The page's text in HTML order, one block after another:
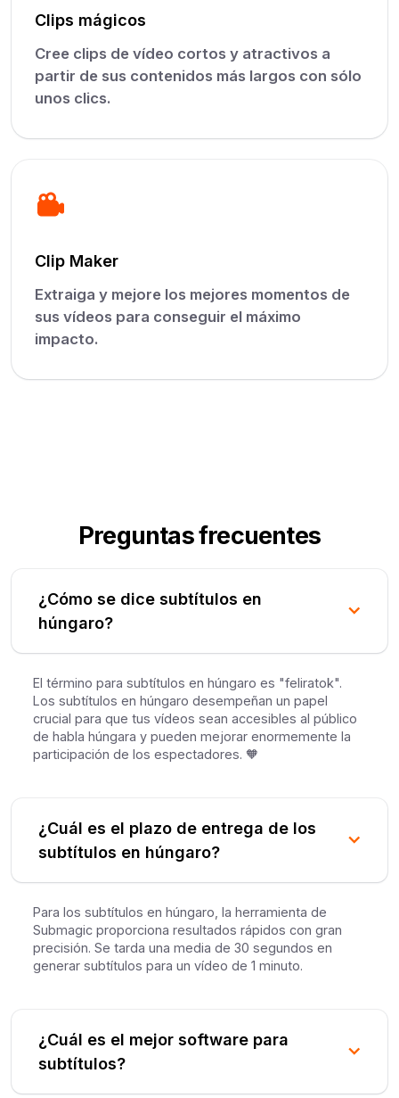
Clips mágicos
Cree clips de vídeo cortos y atractivos a
partir de sus contenidos más largos con sólo
unos clics.
Clip Maker
Extraiga y mejore los mejores momentos de
sus vídeos para conseguir el máximo
impacto.
Preguntas frecuentes
¿Cómo se dice subtítulos en
húngaro?
El término para subtítulos en húngaro es "feliratok".
Los subtítulos en húngaro desempeñan un papel
crucial para que tus vídeos sean accesibles al público
de habla húngara y pueden mejorar enormemente la
participación de los espectadores. 🧡
¿Cuál es el plazo de entrega de los
subtítulos en húngaro?
Para los subtítulos en húngaro, la herramienta de
Submagic proporciona resultados rápidos con gran
precisión. Se tarda una media de 30 segundos en
generar subtítulos para un vídeo de 1 minuto.
¿Cuál es el mejor software para
subtítulos?